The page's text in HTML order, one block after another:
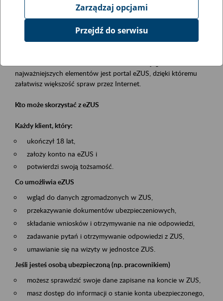
Event description
Platforma Usług Elektronicznych eZUS
najważniejszych elementów jest portal eZUS, dzięki któremu
załatwisz większość spraw przez Internet.
Kto może skorzystać z eZUS
Każdy klient, który:
ukończył 18 lat,
założy konto na eZUS i
potwierdzi swoją tożsamość.
Co umożliwia eZUS
wgląd do danych zgromadzonych w ZUS,
przekazywanie dokumentów ubezpieczeniowych,
składanie wniosków i otrzymywanie na nie odpowiedzi,
zadawanie pytań i otrzymywanie odpowiedzi z ZUS,
umawianie się na wizyty w jednostce ZUS.
Jeśli jesteś osobą ubezpieczoną (np. pracownikiem)
możesz sprawdzić swoje dane zapisane na koncie w ZUS,
masz dostęp do informacji o stanie konta ubezpieczonego,
Zarządzaj opcjami
Przejdź do serwisu